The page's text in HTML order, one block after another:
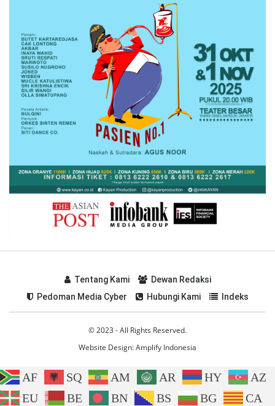
Tentang Kami
Dewan Redaksi
Pedoman Media Cyber
Hubungi Kami Indeks
© 2023 - All Rights Reserved.
Website Design:Amplify Indonesia
AF SQ AM AR HY
AZ
EU
BE BN BS BG
CA